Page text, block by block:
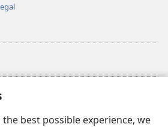
best possible experience, we